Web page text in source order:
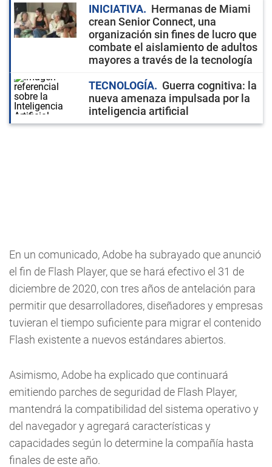
INICIATIVA
Hermanas de Miami
crean Senior Connect, una
organización sin fines de lucro que
combate el aislamiento de adultos
mayores a través de la tecnología
TECNOLOGÍA
Guerra cognitiva: la
nueva amenaza impulsada por la
inteligencia artificial
En un comunicado, Adobe ha subrayado que anunció
el fin de Flash Player, que se hará efectivo el 31 de
diciembre de 2020, con tres años de antelación para
permitir que desarrolladores, diseñadores y empresas
tuvieran el tiempo suficiente para migrar el contenido
Flash existente a nuevos estándares abiertos.
Asimismo, Adobe ha explicado que continuará
emitiendo parches de seguridad de Flash Player,
mantendrá la compatibilidad del sistema operativo y
del navegador y agregará características y
capacidades según lo determine la compañía hasta
finales de este año.